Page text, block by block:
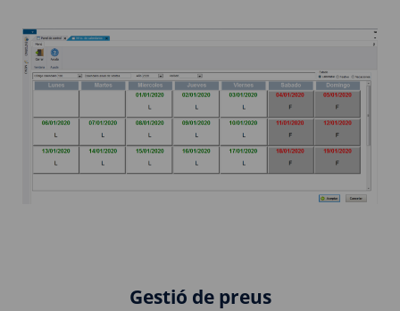
Gestió de preus